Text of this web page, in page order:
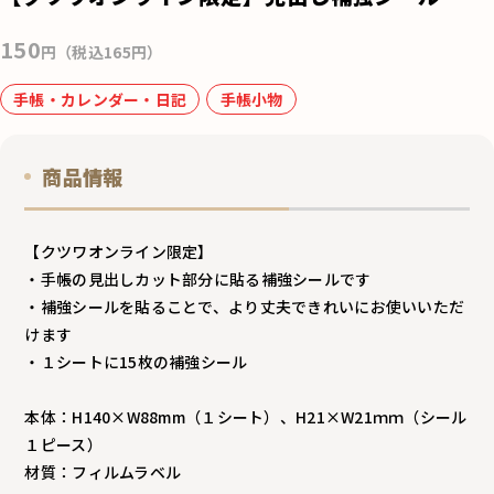
o
150円（税込165円）
手帳・カレンダー・日記 手帳小物
商品情報
【クツワオンライン限定】
・手帳の見出しカット部分に貼る補強シールです
・補強シールを貼ることで、より丈夫できれいにお使いいただ
けます
・１シートに15枚の補強シール
本体：H140×W88mm（１シート）、H21×W21ｍｍ（シール
１ピース）
材質：フィルムラベル